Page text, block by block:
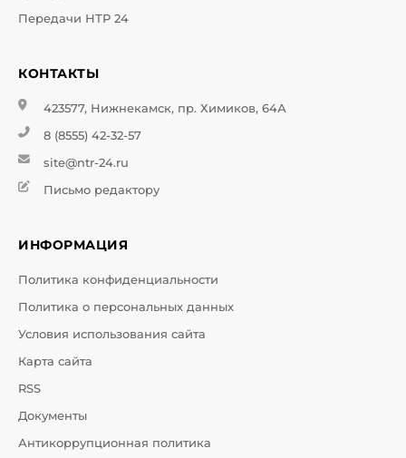
Передачи НТР 24
КОНТАКТЫ
423577, Нижнекамск, пр. Химиков, 64А
8 (8555) 42-32-57
site@ntr-24.ru
Письмо редактору
ИНФОРМАЦИЯ
Политика конфиденциальности
Политика о персональных данных
Условия использования сайта
Карта сайта
RSS
Документы
Антикоррупционная политика